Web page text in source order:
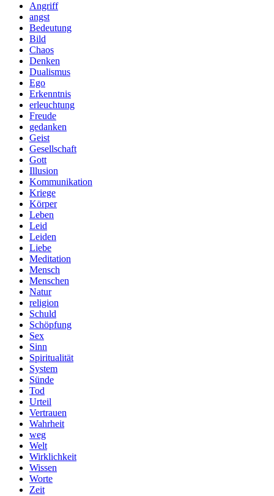
Angriff
angst
Bedeutung
Bild
Chaos
Denken
Dualismus
Ego
Erkenntnis
erleuchtung
Freude
gedanken
Geist
Gesellschaft
Gott
Illusion
Kommunikation
Kriege
Körper
Leben
Leid
Leiden
Liebe
Meditation
Mensch
Menschen
Natur
religion
Schuld
Schöpfung
Sex
Sinn
Spiritualität
System
Sünde
Tod
Urteil
Vertrauen
Wahrheit
weg
Welt
Wirklichkeit
Wissen
Worte
Zeit